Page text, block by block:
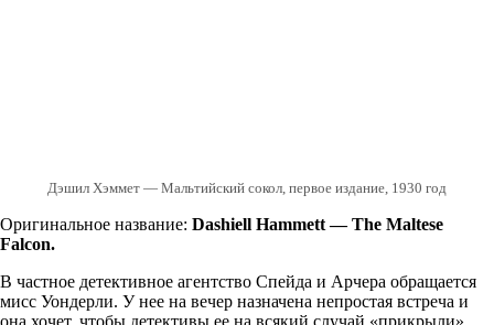
Дэшил Хэммет — Мальтийский сокол, первое издание, 1930 год
Оригинальное название: Dashiell Hammett — The Maltese
Falcon.
В частное детективное агентство Спейда и Арчера обращается
мисс Уондерли. У нее на вечер назначена непростая встреча и